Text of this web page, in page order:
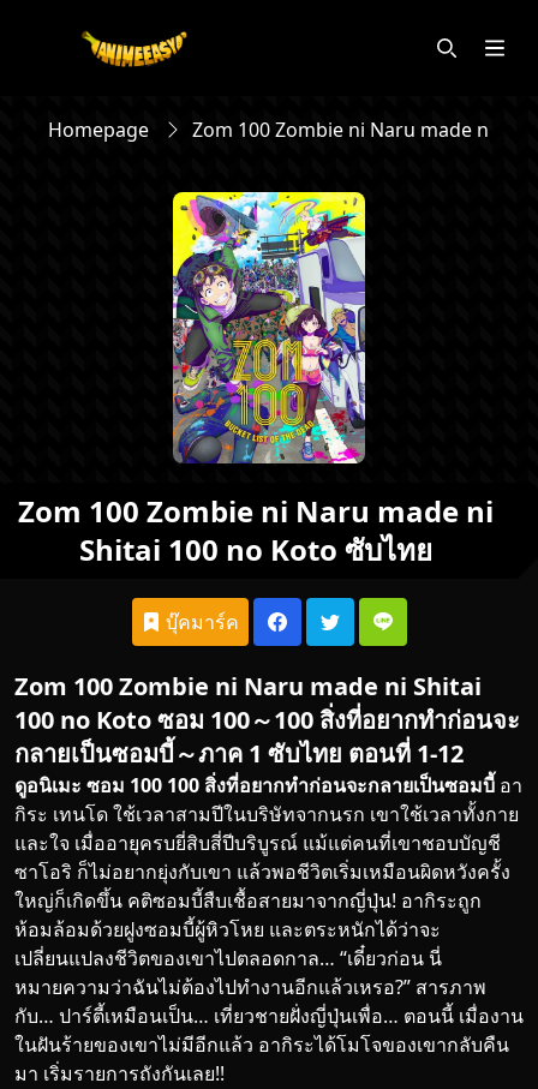
Homepage Zom 100 Zombie ni Naru made ni
Zom 100 Zombie ni Naru made ni
Shitai 100 no Koto ซับไทย
บุ๊คมาร์ค
Zom 100 Zombie ni Naru made ni Shitai
100 no Koto ซอม 100～100 สิ่งที่อยากทำก่อนจะ
กลายเป็นซอมบี้～ภาค 1 ซับไทย ตอนที่ 1-12
ดูอนิเมะ ซอม 100 100 สิ่งที่อยากทำก่อนจะกลายเป็นซอมบี้ อา
กิระ เทนโด ใช้เวลาสามปีในบริษัทจากนรก เขาใช้เวลาทั้งกาย
และใจ เมื่ออายุครบยี่สิบสี่ปีบริบูรณ์ แม้แต่คนที่เขาชอบบัญชี
ซาโอริ ก็ไม่อยากยุ่งกับเขา แล้วพอชีวิตเริ่มเหมือนผิดหวังครั้ง
ใหญ่ก็เกิดขึ้น คติซอมบี้สืบเชื้อสายมาจากญี่ปุ่น! อากิระถูก
ห้อมล้อมด้วยฝูงซอมบี้ผู้หิวโหย และตระหนักได้ว่าจะ
เปลี่ยนแปลงชีวิตของเขาไปตลอดกาล… “เดี๋ยวก่อน นี่
หมายความว่าฉันไม่ต้องไปทำงานอีกแล้วเหรอ?” สารภาพ
กับ… ปาร์ตี้เหมือนเป็น… เที่ยวชายฝั่งญี่ปุ่นเพื่อ… ตอนนี้ เมื่องาน
ในฝันร้ายของเขาไม่มีอีกแล้ว อากิระได้โมโจของเขากลับคืน
มา เริ่มรายการถังกันเลย!!